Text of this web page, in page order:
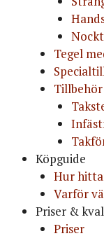
Tegel
Tillbehör
Köpguide
Hur
Varför
Priser &
Priser